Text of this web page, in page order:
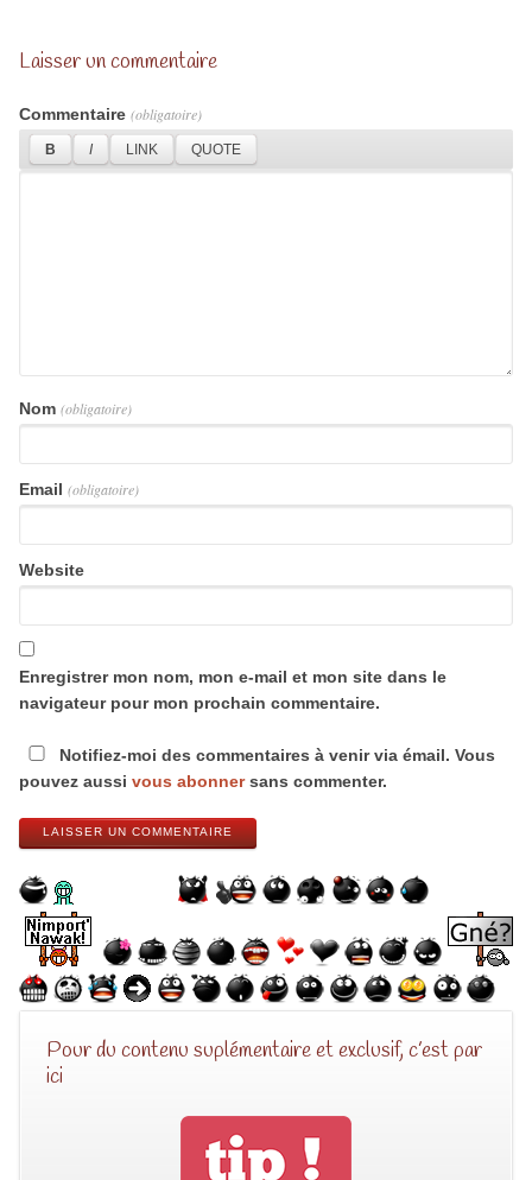
Laisser un commentaire
Commentaire (obligatoire)
Nom (obligatoire)
Email (obligatoire)
Website
Enregistrer mon nom, mon e-mail et mon site dans le
navigateur pour mon prochain commentaire.
Notifiez-moi des commentaires à venir via émail. Vous
pouvez aussi vous abonnersans commenter.
LAISSER UN COMMENTAIRE
Pour du contenu suplémentaire et exclusif, c’est par
ici